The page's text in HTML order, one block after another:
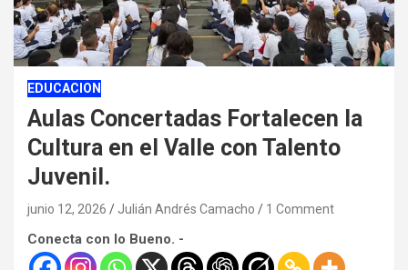
EDUCACION
Aulas Concertadas Fortalecen la
Cultura en el Valle con Talento
Juvenil.
junio 12, 2026 Julián Andrés Camacho 1 Comment
Conecta con lo Bueno. -